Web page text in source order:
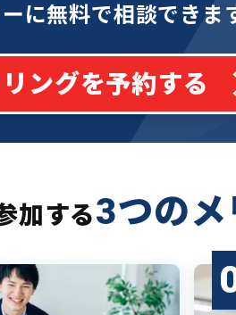
に無料で相談できま
ングを予約する
加する3つの